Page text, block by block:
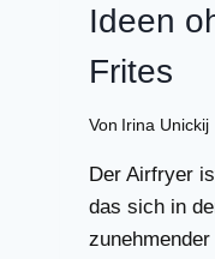
Ideen
Frites
Von Irina Unickij
Der Airfryer
das sich in